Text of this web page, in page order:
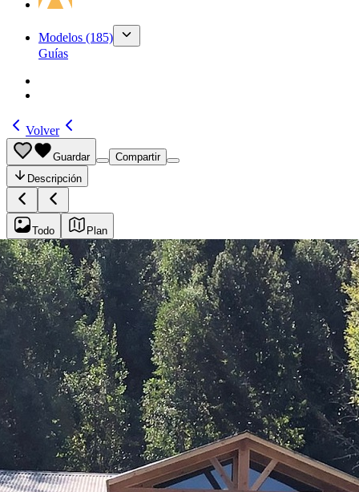
Modelos (185)
Guías
Volver
Guardar
Compartir
Descripción
Todo Plan